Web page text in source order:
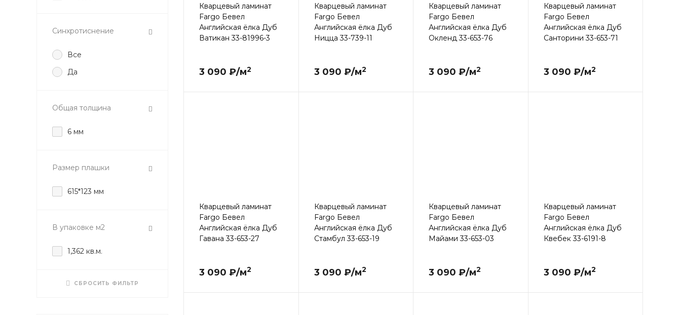
Синхротиснение
Все
Да
Общая толщина
6 мм
Размер плашки
615*123 мм
В упаковке м2
1,362 кв.м.
СБРОСИТЬ ФИЛЬТР
Кварцевый ламинат
Fargo Бевел
Английская ёлка Дуб
Ватикан 33-81996-3
3 090 ₽/м2
Кварцевый ламинат
Fargo Бевел
Английская ёлка Дуб
Ницца 33-739-11
3 090 ₽/м2
Кварцевый ламинат
Fargo Бевел
Английская ёлка Дуб
Окленд 33-653-76
3 090 ₽/м2
Кварцевый ламинат
Fargo Бевел
Английская ёлка Дуб
Санторини 33-653-71
3 090 ₽/м2
Кварцевый ламинат
Fargo Бевел
Английская ёлка Дуб
Гавана 33-653-27
3 090 ₽/м2
Кварцевый ламинат
Fargo Бевел
Английская ёлка Дуб
Стамбул 33-653-19
3 090 ₽/м2
Кварцевый ламинат
Fargo Бевел
Английская ёлка Дуб
Майами 33-653-03
3 090 ₽/м2
Кварцевый ламинат
Fargo Бевел
Английская ёлка Дуб
Квебек 33-6191-8
3 090 ₽/м2